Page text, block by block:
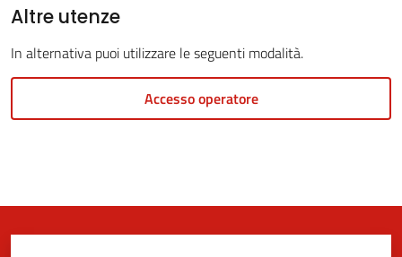
on-
gli
Altre utenze
In alternativa puoi utilizzare le seguenti modalità.
Accesso operatore